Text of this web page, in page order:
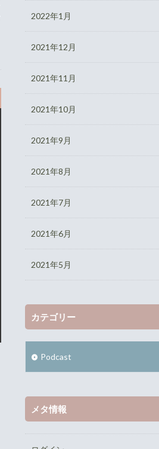
2022年1月
2021年12月
2021年11月
2021年10月
2021年9月
2021年8月
2021年7月
2021年6月
2021年5月
カテゴリー
Podcast
メタ情報